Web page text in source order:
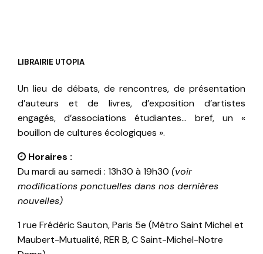
LIBRAIRIE UTOPIA
Un lieu de débats, de rencontres, de présentation
d’auteurs et de livres, d’exposition d’artistes
engagés, d’associations étudiantes… bref, un «
bouillon de cultures écologiques ».
Horaires :
Du mardi au samedi : 13h30 à 19h30 (voir
modifications ponctuelles dans nos dernières
nouvelles)
1 rue Frédéric Sauton, Paris 5e (Métro Saint Michel et
Maubert-Mutualité, RER B, C Saint-Michel-Notre